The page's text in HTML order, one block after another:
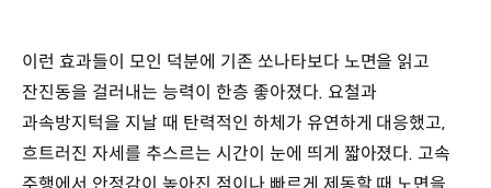
이런 효과들이 모인 덕분에 기존 쏘나타보다 노면을 읽고
잔진동을 걸러내는 능력이 한층 좋아졌다. 요철과
과속방지턱을 지날 때 탄력적인 하체가 유연하게 대응했고,
흐트러진 자세를 추스르는 시간이 눈에 띄게 짧아졌다. 고속